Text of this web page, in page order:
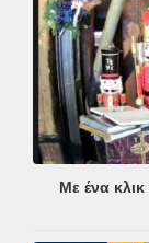
Με ένα